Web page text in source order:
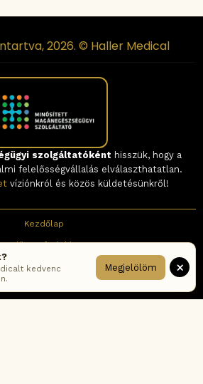
×
kedvenc
Megjelölöm
2026. © Haller Medical
szolgáltatóként hisszük, hogy a
felelősségvállalás elválaszthatatlan.
víziónkról és közös küldetésünkről!
Kezdőlap
Időpontfoglalás
Elérhetőség